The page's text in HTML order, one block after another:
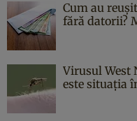
Cum au
fără datorii?
Virusul West
este situația